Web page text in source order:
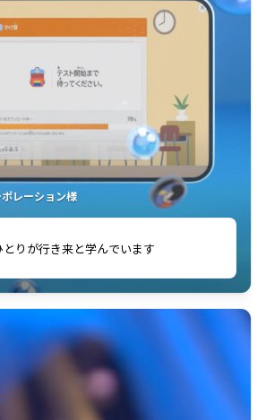
レーション様
とりが行き来と学んでいます
生徒が「問題が解けてうれしい」「解く
」を実感しています